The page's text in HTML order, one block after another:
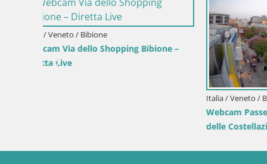
Croazia / Regione della Lika e di Segna / Segna Croazia /
Webcam
Vista